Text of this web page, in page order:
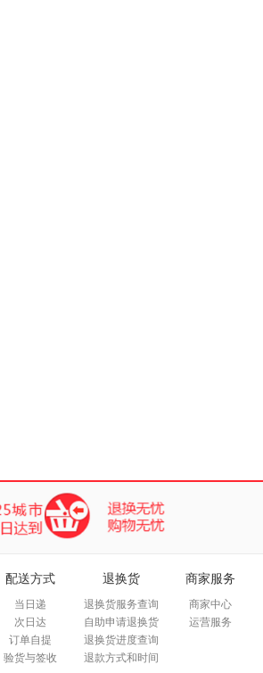
配送方式
当日递
次日达
订单自提
验货与签收
退换货
退换货服务查询
自助申请退换货
退换货进度查询
退款方式和时间
商家服务
商家中心
运营服务